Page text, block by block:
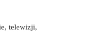
telewizji,